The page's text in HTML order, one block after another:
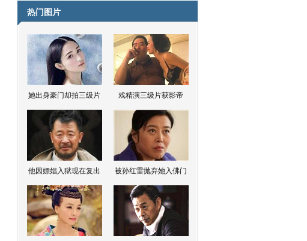
热门图片
她出身豪门却拍三级片 戏精演三级片获影帝
他因嫖娼入狱现在复出 被孙红雷抛弃她入佛门